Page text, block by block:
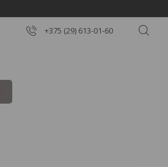
+375 (29) 613-01-60